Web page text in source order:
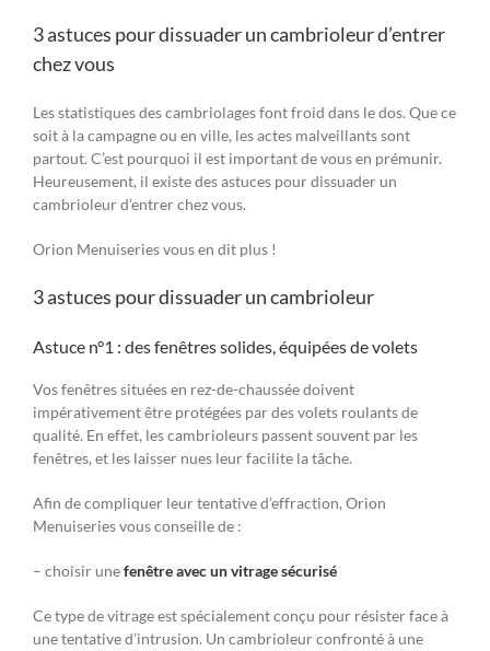
3 astuces pour dissuader un cambrioleur d’entrer
chez vous
Les statistiques des cambriolages font froid dans le dos. Que ce
soit à la campagne ou en ville, les actes malveillants sont
partout. C’est pourquoi il est important de vous en prémunir.
Heureusement, il existe des astuces pour dissuader un
cambrioleur d’entrer chez vous.
Orion Menuiseries vous en dit plus !
3 astuces pour dissuader un cambrioleur
Astuce n°1 : des fenêtres solides, équipées de volets
Vos fenêtres situées en rez-de-chaussée doivent
impérativement être protégées par des volets roulants de
qualité. En effet, les cambrioleurs passent souvent par les
fenêtres, et les laisser nues leur facilite la tâche.
Afin de compliquer leur tentative d’effraction, Orion
Menuiseries vous conseille de :
– choisir unefenêtre avec un vitrage sécurisé
Ce type de vitrage est spécialement conçu pour résister face à
une tentative d’intrusion. Un cambrioleur confronté à une